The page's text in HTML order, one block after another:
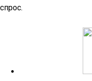
спрос.